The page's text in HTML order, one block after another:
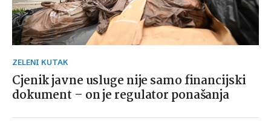
ZELENI KUTAK
Cjenik javne usluge nije samo financijski
dokument – on je regulator ponašanja